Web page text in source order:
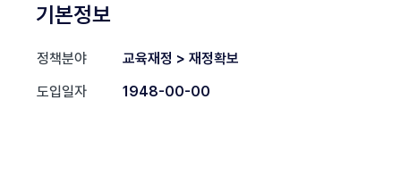
기본정보
정책분야
교육재정 > 재정확보
도입일자
1948-00-00